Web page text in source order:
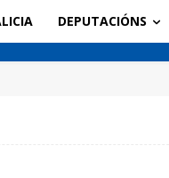
DEPUTACIÓNS